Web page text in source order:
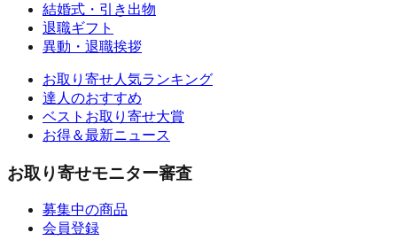
結婚式・引き出物
退職ギフト
異動・退職挨拶
お取り寄せ人気ランキング
達人のおすすめ
ベストお取り寄せ大賞
お得＆最新ニュース
お取り寄せモニター審査
募集中の商品
会員登録